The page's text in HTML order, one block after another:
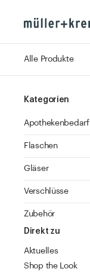
Alle Produkte
Kategorien
Apothekenbedarf
Flaschen
Gläser
Verschlüsse
Zubehör
Direkt zu
Aktuelles
Shop the Look